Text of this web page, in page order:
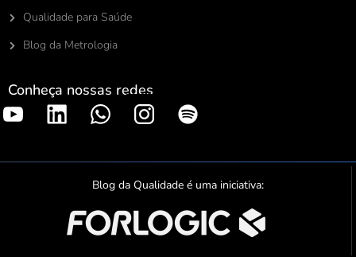
Qualidade para Saúde
Blog da Metrologia
Conheça nossas redes
S
o
t
i
f
y
Blog da Qualidade é uma iniciativa: